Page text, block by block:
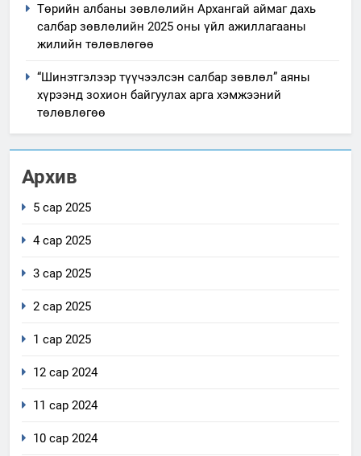
Төрийн албаны зөвлөлийн Архангай аймаг дахь
салбар зөвлөлийн 2025 оны үйл ажиллагааны
жилийн төлөвлөгөө
“Шинэтгэлээр түүчээлсэн салбар зөвлөл” аяны
хүрээнд зохион байгуулах арга хэмжээний
төлөвлөгөө
Архив
5 сар 2025
4 сар 2025
3 сар 2025
2 сар 2025
1 сар 2025
12 сар 2024
11 сар 2024
10 сар 2024